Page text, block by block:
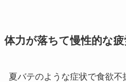
体力が落ちて慢性的な
夏バテのような症状で食欲不